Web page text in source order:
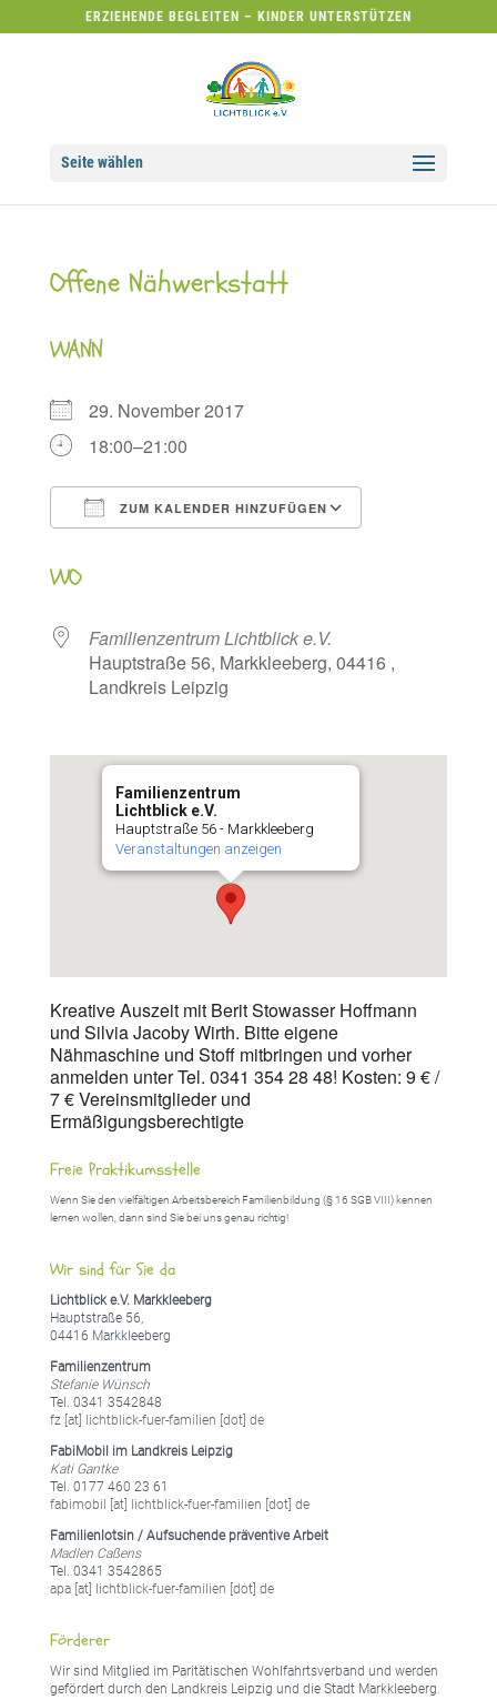
ERZIEHENDE BEGLEITEN – KINDER UNTERSTÜTZEN
Seite wählen
Offene Nähwerkstatt
WANN
29. November 2017
18:00–21:00
ZUM KALENDER HINZUFÜGEN
WO
Familienzentrum Lichtblick e.V.
Hauptstraße 56, Markkleeberg, 04416 ,
Landkreis Leipzig
Familienzentrum
Lichtblick e.V.
Hauptstraße 56 - Markkleeberg
Veranstaltungen anzeigen
Kreative Auszeit mit Berit Stowasser Hoffmann
und Silvia Jacoby Wirth. Bitte eigene
Nähmaschine und Stoff mitbringen und vorher
anmelden unter Tel. 0341 354 28 48! Kosten: 9 € /
7 € Vereinsmitglieder und
Ermäßigungsberechtigte
Freie Praktikumsstelle
Wenn Sie den vielfältigen Arbeitsbereich Familienbildung (§ 16 SGB VIII) kennen
lernen wollen, dann sind Sie bei uns genau richtig!
Wir sind für Sie da
Lichtblick e.V. Markkleeberg
Hauptstraße 56,
04416 Markkleeberg
Familienzentrum
Stefanie Wünsch
Tel. 0341 3542848
fz [at] lichtblick-fuer-familien [dot] de
FabiMobil im Landkreis Leipzig
Kati Gantke
Tel. 0177 460 23 61
fabimobil [at] lichtblick-fuer-familien [dot] de
Familienlotsin / Aufsuchende präventive Arbeit
Madlen Caßens
Tel. 0341 3542865
apa [at] lichtblick-fuer-familien [dot] de
Förderer
Wir sind Mitglied im Paritätischen Wohlfahrtsverband und werden
gefördert durch den Landkreis Leipzig und die Stadt Markkleeberg.